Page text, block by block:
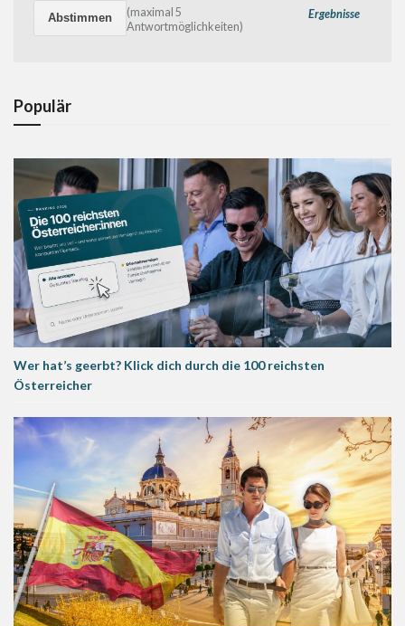
Ergebnisse
(maximal 5
Antwortmöglichkeiten)
Populär
Wer hat’s geerbt? Klick dich durch die 100 reichsten
Österreicher